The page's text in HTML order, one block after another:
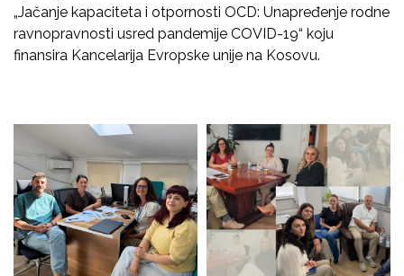
„Jačanje kapaciteta i otpornosti OCD: Unapređenje rodne
ravnopravnosti usred pandemije COVID-19“ koju
finansira Kancelarija Evropske unije na Kosovu.